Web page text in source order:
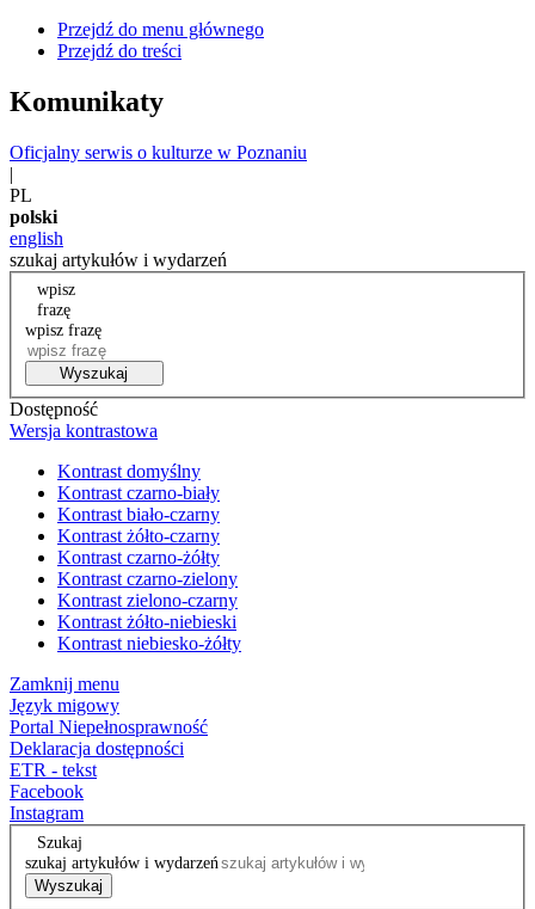
Przejdź do menu głównego
Przejdź do treści
Komunikaty
Oficjalny serwis o kulturze w Poznaniu
|
PL
polski
english
szukaj artykułów i wydarzeń
wpisz
frazę
wpisz frazę
Wyszukaj
Dostępność
Wersja kontrastowa
Kontrast domyślny
Kontrast czarno-biały
Kontrast biało-czarny
Kontrast żółto-czarny
Kontrast czarno-żółty
Kontrast czarno-zielony
Kontrast zielono-czarny
Kontrast żółto-niebieski
Kontrast niebiesko-żółty
Zamknij menu
Język migowy
Portal Niepełnosprawność
Deklaracja dostępności
ETR - tekst
Facebook
Instagram
Szukaj
szukaj artykułów i wydarzeń
Wyszukaj